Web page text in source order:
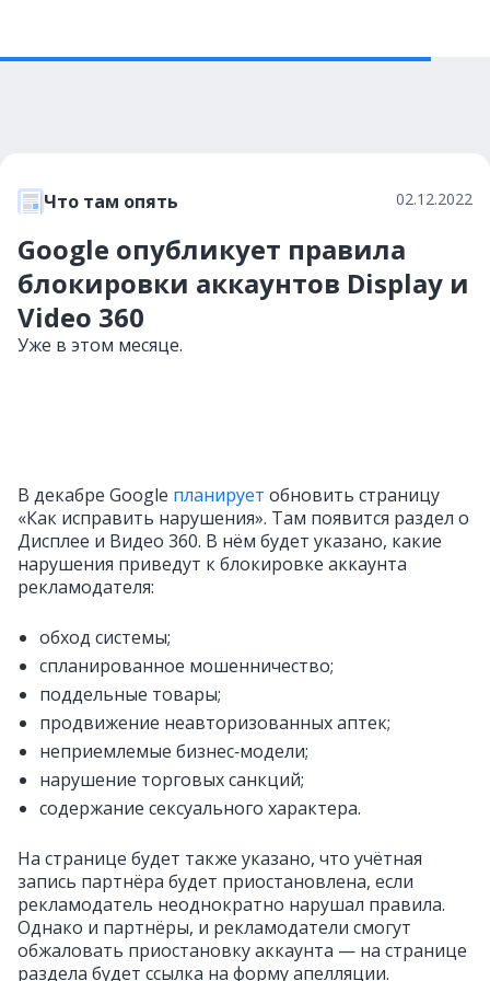
Что там опять 02.12.2022
Google опубликует правила
блокировки аккаунтов Display и
Video 360
Уже в этом месяце.
В декабре Google планирует обновить страницу
«Как исправить нарушения». Там появится раздел о
Дисплее и Видео 360. В нём будет указано, какие
нарушения приведут к блокировке аккаунта
рекламодателя:
обход системы;
спланированное мошенничество;
поддельные товары;
продвижение неавторизованных аптек;
неприемлемые бизнес‑модели;
нарушение торговых санкций;
содержание сексуального характера.
На странице будет также указано, что учётная
запись партнёра будет приостановлена, если
рекламодатель неоднократно нарушал правила.
Однако и партнёры, и рекламодатели смогут
обжаловать приостановку аккаунта — на странице
раздела будет ссылка на форму апелляции.